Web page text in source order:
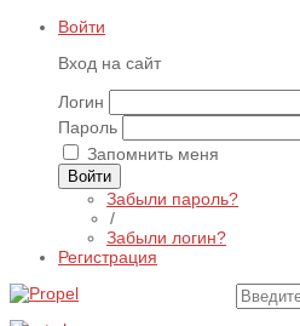
Войти
Вход на сайт
Логин
Пароль
Запомнить меня
Войти
Забыли пароль?
/
Забыли логин?
Регистрация